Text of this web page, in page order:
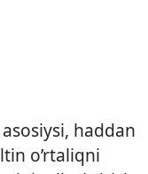
haddan
o’rtaliqni